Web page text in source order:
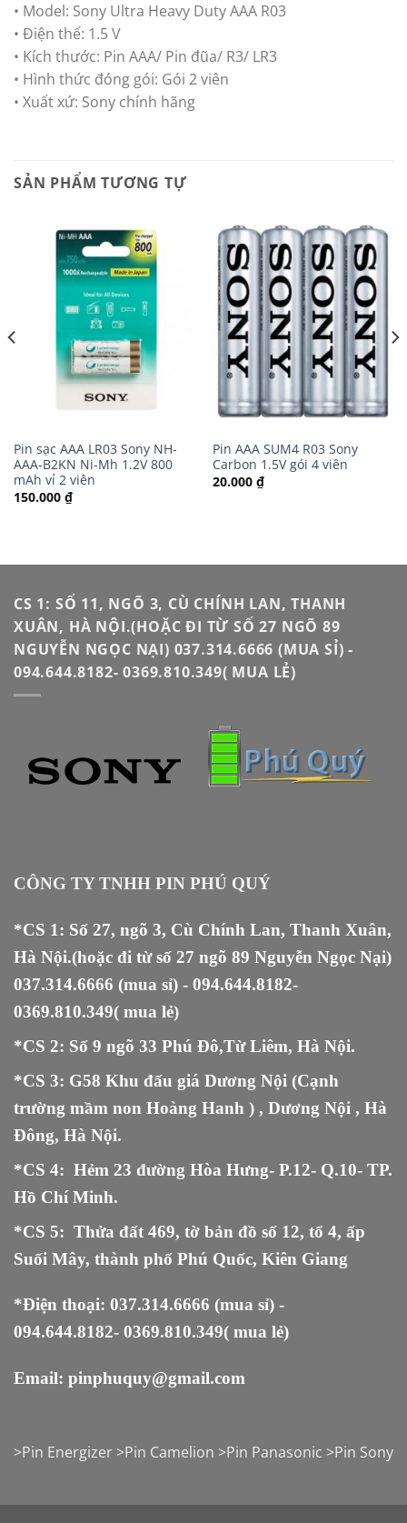
• Model: Sony Ultra Heavy Duty AAA R03
• Điện thế: 1.5 V
• Kích thước: Pin AAA/ Pin đũa/ R3/ LR3
• Hình thức đóng gói: Gói 2 viên
• Xuất xứ: Sony chính hãng
SẢN PHẨM TƯƠNG TỰ
Pin sạc AAA LR03 Sony NH-
AAA-B2KN Ni-Mh 1.2V 800
mAh vỉ 2 viên
150.000 ₫
Pin AAA SUM4 R03 Sony
Carbon 1.5V gói 4 viên
20.000 ₫
CS 1: SỐ 11, NGÕ 3, CÙ CHÍNH LAN, THANH
XUÂN, HÀ NỘI.(HOẶC ĐI TỪ SỐ 27 NGÕ 89
NGUYỄN NGỌC NẠI) 037.314.6666 (MUA SỈ) -
094.644.8182- 0369.810.349( MUA LẺ)
CÔNG TY TNHH PIN PHÚ QUÝ
*CS 1: Số 27, ngõ 3, Cù Chính Lan, Thanh Xuân,
Hà Nội.(hoặc đi từ số 27 ngõ 89 Nguyễn Ngọc Nại)
037.314.6666 (mua sỉ) - 094.644.8182-
0369.810.349( mua lẻ)
*CS 2: Số 9 ngõ 33 Phú Đô,Từ Liêm, Hà Nội.
*CS 3: G58 Khu đấu giá Dương Nội (Cạnh
trường mầm non Hoàng Hanh ) , Dương Nội , Hà
Đông, Hà Nội.
*CS 4: Hẻm 23 đường Hòa Hưng- P.12- Q.10- TP.
Hồ Chí Minh.
*CS 5: Thửa đất 469, tờ bản đồ số 12, tổ 4, ấp
Suối Mây, thành phố Phú Quốc, Kiên Giang
*Điện thoại: 037.314.6666 (mua sỉ) -
094.644.8182- 0369.810.349( mua lẻ)
Email: pinphuquy@gmail.com
>Pin Energizer >Pin Camelion >Pin Panasonic >Pin Sony